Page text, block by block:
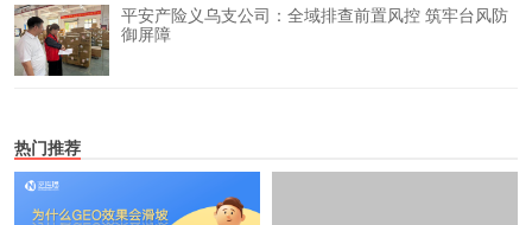
平安产险义乌支公司：全域排查前置风控 筑牢台风防
御屏障
热门推荐